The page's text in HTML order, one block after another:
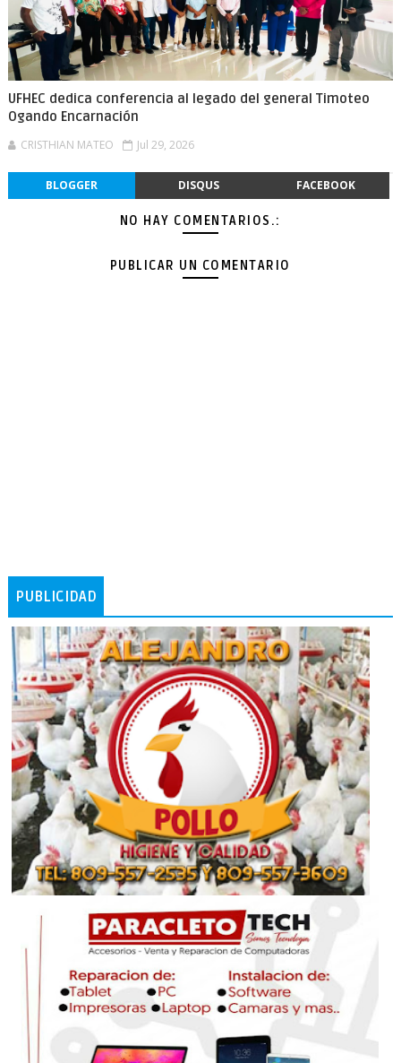
UFHEC dedica conferencia al legado del general Timoteo
Ogando Encarnación
CRISTHIAN MATEO Jul 29, 2026
BLOGGER DISQUS FACEBOOK
NO HAY COMENTARIOS.:
PUBLICAR UN COMENTARIO
PUBLICIDAD